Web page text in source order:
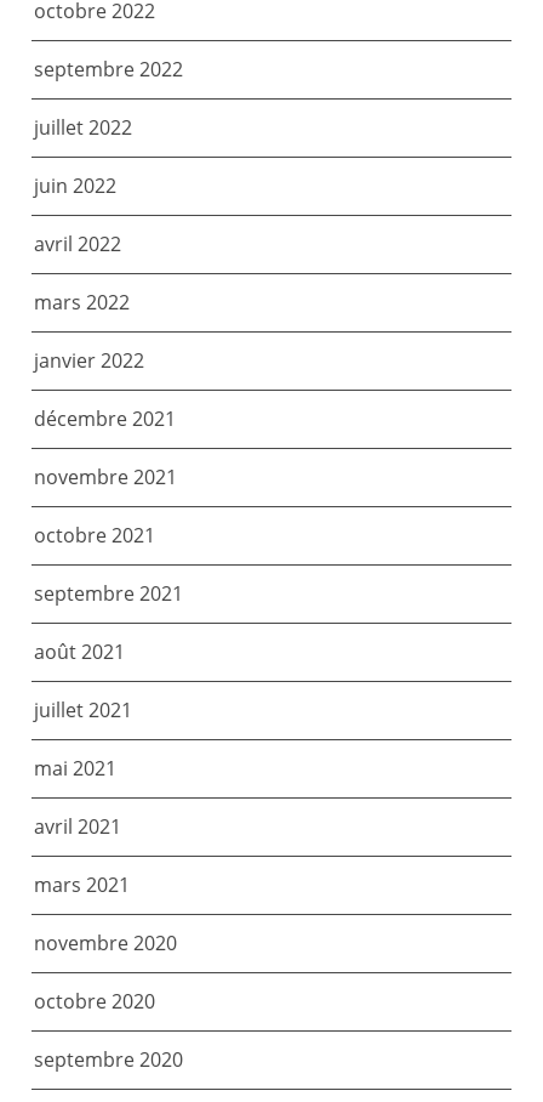
octobre 2022
septembre 2022
juillet 2022
juin 2022
avril 2022
mars 2022
janvier 2022
décembre 2021
novembre 2021
octobre 2021
septembre 2021
août 2021
juillet 2021
mai 2021
avril 2021
mars 2021
novembre 2020
octobre 2020
septembre 2020